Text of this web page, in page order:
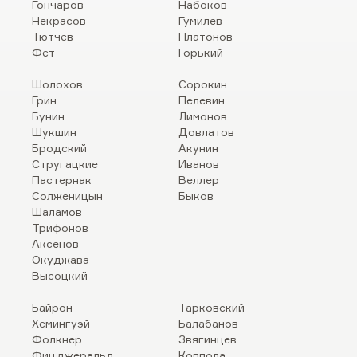
Гончаров
Некрасов
Тютчев
Фет
Набоков
Гумилев
Платонов
Горький
Шолохов
Грин
Бунин
Шукшин
Бродский
Стругацкие
Пастернак
Солженицын
Шаламов
Трифонов
Аксенов
Окуджава
Высоцкий
Сорокин
Пелевин
Лимонов
Довлатов
Акунин
Иванов
Веллер
Быков
Байрон
Хемингуэй
Фолкнер
Тарковский
Балабанов
Звягинцев